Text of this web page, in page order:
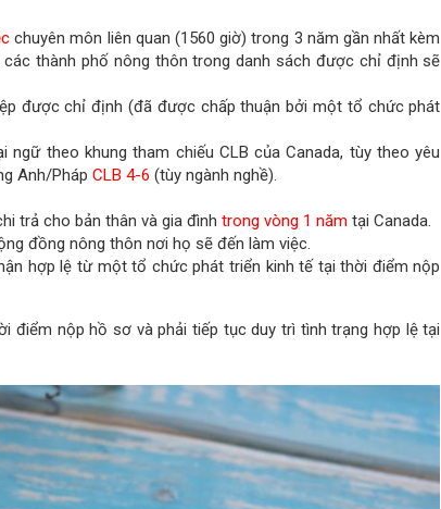
chuyên môn liên quan (1560 giờ) trong 3 năm gần nhất kèm
thành phố nông thôn trong danh sách được chỉ định sẽ
được chỉ định (đã được chấp thuận bởi một tổ chức phát
ngữ theo khung tham chiếu CLB của Canada, tùy theo yêu
Anh/Pháp CLB 4-6 (tùy ngành nghề).
trả cho bản thân và gia đình trong vòng 1 năm tại Canada.
đồng nông thôn nơi họ sẽ đến làm việc.
hợp lệ từ một tổ chức phát triển kinh tế tại thời điểm nộp
điểm nộp hồ sơ và phải tiếp tục duy trì tình trạng hợp lệ tại